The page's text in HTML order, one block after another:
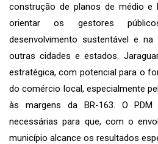
construção de planos de médio e
orientar os gestores
desenvolvimento sustentável e
outras cidades e estados.
estratégica, com potencial para o
do comércio local, especialmente
às margens da BR-163. O
necessárias para que, com o
município alcance os resultados